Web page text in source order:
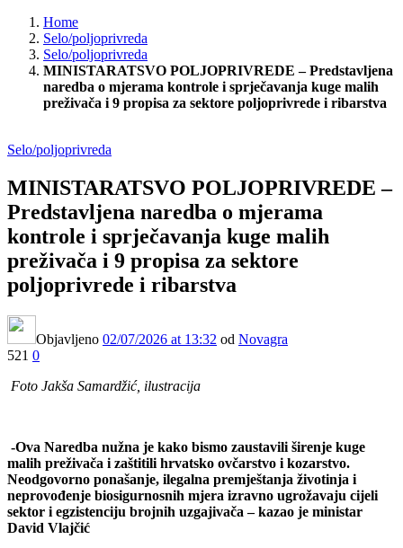
Home
Selo/poljoprivreda
Selo/poljoprivreda
MINISTARATSVO POLJOPRIVREDE – Predstavljena
naredba o mjerama kontrole i sprječavanja kuge malih
preživača i 9 propisa za sektore poljoprivrede i ribarstva
Selo/poljoprivreda
MINISTARATSVO POLJOPRIVREDE –
Predstavljena naredba o mjerama
kontrole i sprječavanja kuge malih
preživača i 9 propisa za sektore
poljoprivrede i ribarstva
Objavljeno 02/07/2026 at 13:32 od Novagra
521 0
Foto Jakša Samardžić, ilustracija
-Ova Naredba nužna je kako bismo zaustavili širenje kuge
malih preživača i zaštitili hrvatsko ovčarstvo i kozarstvo.
Neodgovorno ponašanje, ilegalna premještanja životinja i
neprovođenje biosigurnosnih mjera izravno ugrožavaju cijeli
sektor i egzistenciju brojnih uzgajivača – kazao je ministar
David Vlajčić